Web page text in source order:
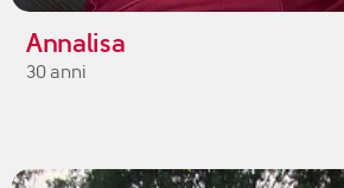
Annalisa
30 anni